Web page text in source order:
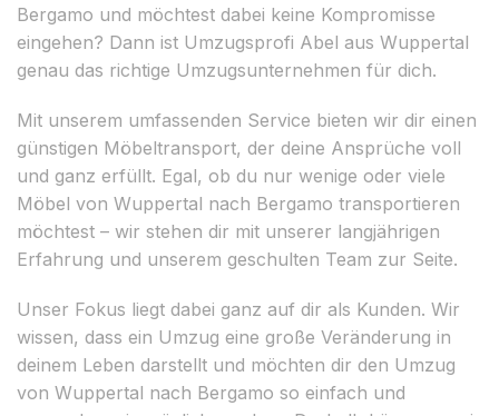
Bergamo und möchtest dabei keine Kompromisse
eingehen? Dann ist Umzugsprofi Abel aus Wuppertal
genau das richtige Umzugsunternehmen für dich.
Mit unserem umfassenden Service bieten wir dir einen
günstigen Möbeltransport, der deine Ansprüche voll
und ganz erfüllt. Egal, ob du nur wenige oder viele
Möbel von Wuppertal nach Bergamo transportieren
möchtest – wir stehen dir mit unserer langjährigen
Erfahrung und unserem geschulten Team zur Seite.
Unser Fokus liegt dabei ganz auf dir als Kunden. Wir
wissen, dass ein Umzug eine große Veränderung in
deinem Leben darstellt und möchten dir den Umzug
von Wuppertal nach Bergamo so einfach und